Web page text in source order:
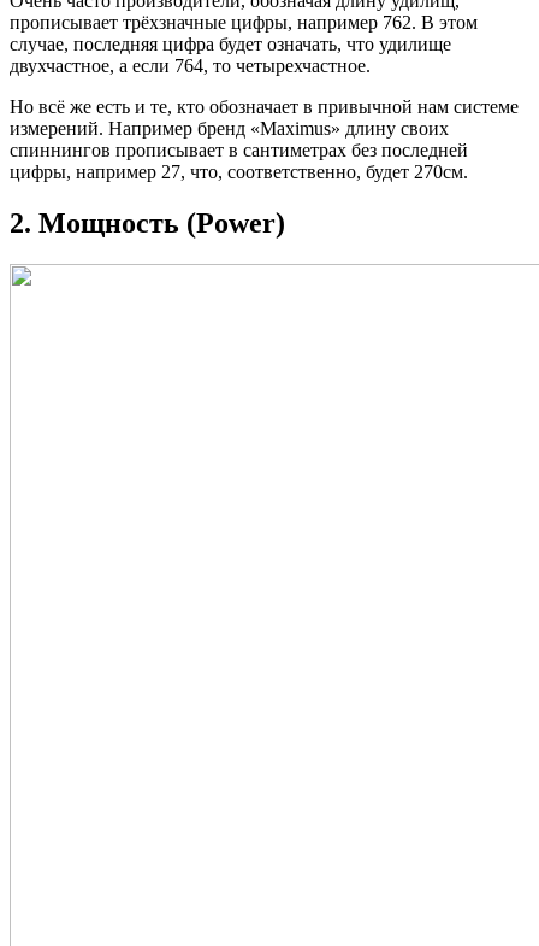
прописывает трёхзначные цифры, например 762. В этом
случае, последняя цифра будет означать, что удилище
двухчастное, а если 764, то четырехчастное.
Но всё же есть и те, кто обозначает в привычной нам системе
измерений. Например бренд «Maximus» длину своих
спиннингов прописывает в сантиметрах без последней
цифры, например 27, что, соответственно, будет 270см.
2. Мощность (Power)